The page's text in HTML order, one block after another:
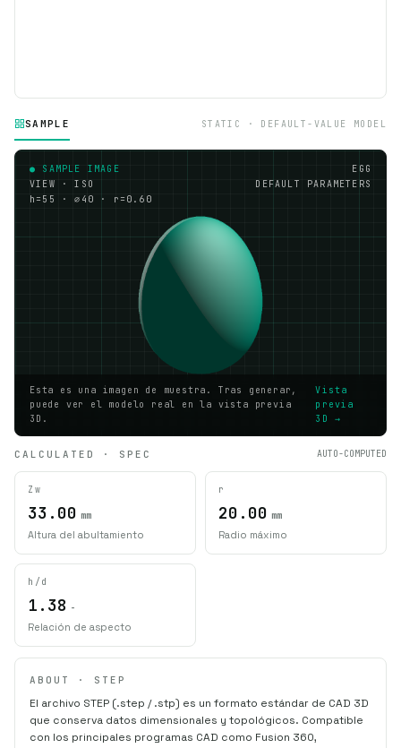
SAMPLE STATIC · DEFAULT-VALUE MODEL
● SAMPLE IMAGE
VIEW · ISO
h=55 · ⌀40 · r=0.60
EGG
DEFAULT PARAMETERS
Esta es una imagen de muestra. Tras generar,
puede ver el modelo real en la vista previa
3D.
Vista
previa
3D →
CALCULATED · SPEC AUTO-COMPUTED
Zw
33.00 mm
Altura del abultamiento
r
20.00 mm
Radio máximo
h/d
1.38 -
Relación de aspecto
ABOUT · STEP
El archivo STEP (.step / .stp) es un formato estándar de CAD 3D
que conserva datos dimensionales y topológicos. Compatible
con los principales programas CAD como Fusion 360,